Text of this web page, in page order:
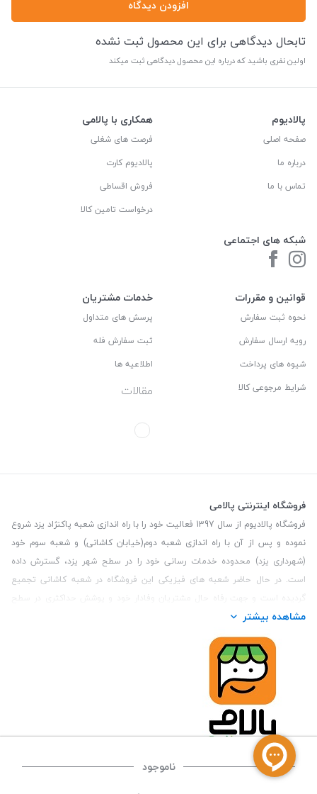
افزودن دیدگاه
تابحال دیدگاهی برای این محصول ثبت نشده
اولین نفری باشید که درباره این محصول دیدگاهی ثبت میکند
ناموجود
پالادیوم
صفحه اصلی
درباره ما
تماس با ما
شبکه های اجتماعی
همکاری با پالامی
فرصت های شغلی
پالادیوم کارت
فروش اقساطی
درخواست تامین کالا
قوانین و مقررات
نحوه ثبت سفارش
رویه ارسال سفارش
شیوه های پرداخت
شرایط مرجوعی کالا
خدمات مشتریان
پرسش های متداول
ثبت سفارش فله
اطلاعیه ها
مقالات
فروشگاه اینترنتی پالامی
فروشگاه پالادیوم از سال 1397 فعالیت خود را با راه اندازی شعبه پاکنژاد یزد شروع
نموده و پس از آن با راه اندازی شعبه دوم(خیابان کاشانی) و شعبه سوم خود
(شهرداری یزد) محدوده خدمات رسانی خود را در سطح شهر یزد، گسترش داده
است. در حال حاضر شعبه های فیزیکی این فروشگاه در شعبه کاشانی تجمیع
گردیده است و جهت رفاه حال مشتریان وفادار خود و پوشش حداکثری در سطح
استان یزد و همچنین مشتریان سطح کشور، فروشگاه اینترنتی پالامی را راه اندازی
نموده است. هدف فروشگاه اینترنتی پالامی فراهم نمودن یک خرید اینترنتی
مطمئن، با کالاهای متنوع، باکیفیت و دارای قیمت مناسب می باشد که مشتری
بتواند در مدت زمان کوتاه کالاهای خود را سفارش داده و در زمان مورد نظر خود
تحویل بگیرد و در صورت وجود عدم تطابق سفارش و کالای تحویل شده ضمانت
بازگشت کالا هم داشته باشد. سابقه درخشان در فروش حضوری و جذب مشتریان و
انعقاد قرارداد با ارگان های دولتی و خصوصی از افتخارات این مجموعه می باشد.
یکی از مهم‌ترین دغدغه‌های کاربران خرید اینترنتی، این است که کالای خریداری
شده در زمان مورد نظر آنها بدستشان برسد، لذا فروشگاه اینترنتی پالامی این
قابلیت را دارد تا علاوه بر روش تعیین روز و ساعت تحویل سفارش به مشتری،
مشاهده بیشتر